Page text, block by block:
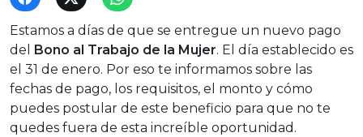
Estamos a días de que se entregue un nuevo pago
del
Bono al Trabajo de la Mujer. El día establecido es
el 31 de enero. Por eso te informamos sobre las
fechas de pago, los requisitos, el monto y cómo
puedes postular de este beneficio para que no te
quedes fuera de esta increíble oportunidad.